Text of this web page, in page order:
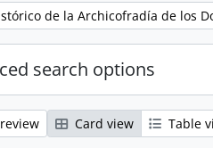
de la Archicofradía de los
search options
Card view Table